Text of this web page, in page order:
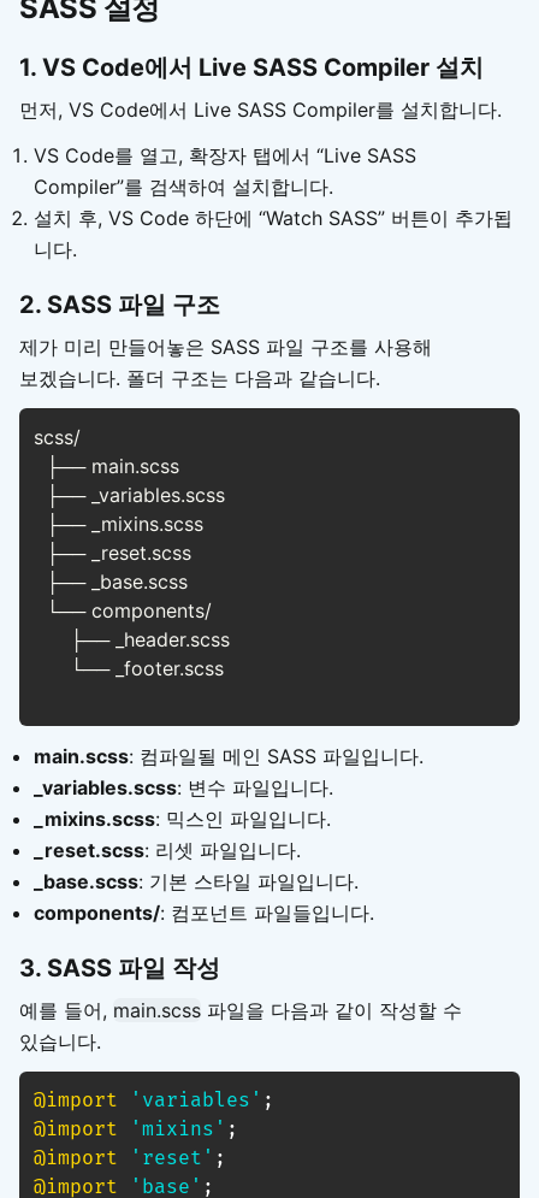
SASS 설정
1. VS Code에서 Live SASS Compiler 설치
먼저, VS Code에서 Live SASS Compiler를 설치합니다.
VS Code를 열고, 확장자 탭에서 “Live SASS
Compiler”를 검색하여 설치합니다.
설치 후, VS Code 하단에 “Watch SASS” 버튼이 추가됩
니다.
2. SASS 파일 구조
제가 미리 만들어놓은 SASS 파일 구조를 사용해
보겠습니다. 폴더 구조는 다음과 같습니다.
scss/
      └── _footer.scss
main.scss: 컴파일될 메인 SASS 파일입니다.
_variables.scss: 변수 파일입니다.
_mixins.scss: 믹스인 파일입니다.
_reset.scss: 리셋 파일입니다.
_base.scss: 기본 스타일 파일입니다.
components/: 컴포넌트 파일들입니다.
3. SASS 파일 작성
예를 들어, main.scss 파일을 다음과 같이 작성할 수
있습니다.
@import 'variables' ;
@import
'mixins' ;
@import
'reset' ;
@import
'base' ;